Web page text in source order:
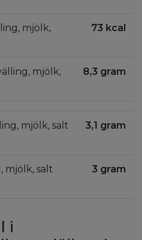
mjölk,
73 kcal
mjölk,
8,3 gram
mjölk, salt
3,1 gram
mjölk, salt
3 gram
i